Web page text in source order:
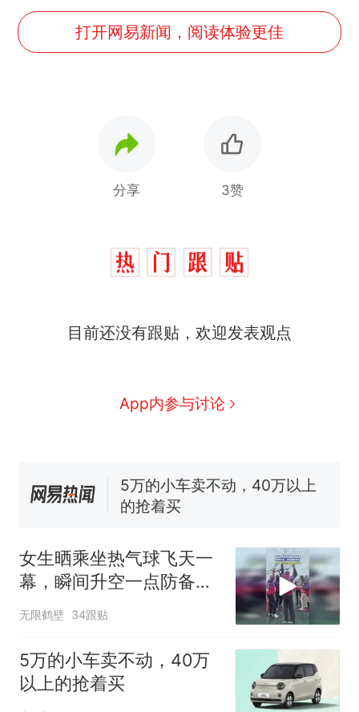
打开网易新闻，阅读体验更佳
分享 3赞
目前还没有跟贴，欢迎发表观点
App内参与讨论
新 全球唯一没有法定首都的国
视频丨只要一枚命中就能让航
母瘫痪 轰-6J实力有多强？
电力部门回应
大雨将至一家老小6分钟抢收完
1千斤稻谷
十多万人报名的考试，成绩
女生晒乘坐热气球飞天一
幕，瞬间升空一点防备都
没有
无限鹤壁 34跟贴
5万的小车卖不动，40万
以上的抢着买